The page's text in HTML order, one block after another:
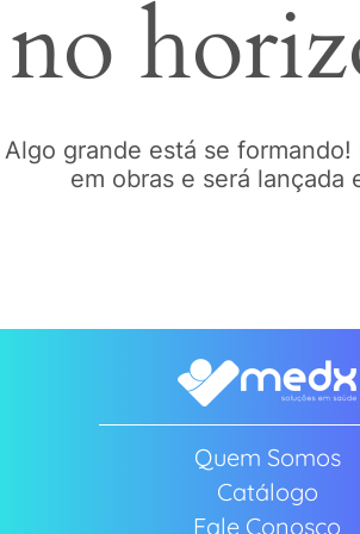
no
Algo grande está se formando!
em obras e será lançada
Quem Somos
Catálogo
Fale Conosco